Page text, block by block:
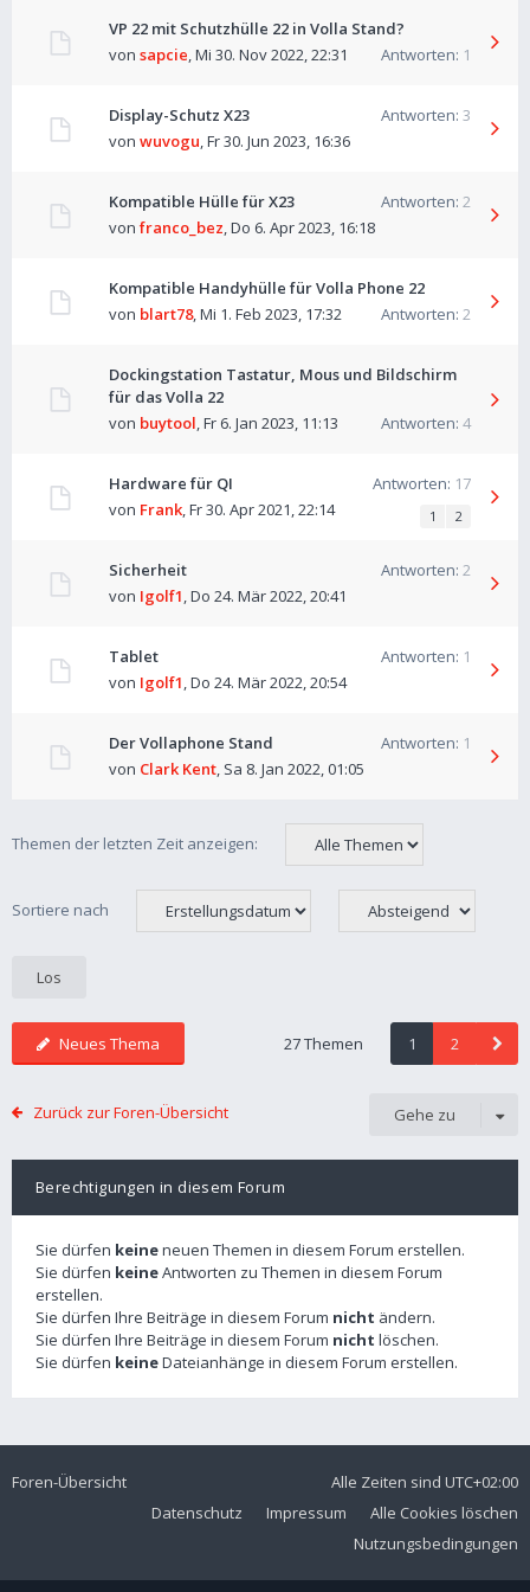
VP 22 mit Schutzhülle 22 in Volla Stand?
Antworten: 1
von sapcie,Mi 30. Nov 2022, 22:31
Display-Schutz X23 Antworten: 3
von wuvogu,Fr 30. Jun 2023, 16:36
Kompatible Hülle für X23 Antworten: 2
von franco_bez,Do 6. Apr 2023, 16:18
Kompatible Handyhülle für Volla Phone 22
Antworten: 2
von blart78,Mi 1. Feb 2023, 17:32
Dockingstation Tastatur, Mous und Bildschirm
für das Volla 22
Antworten: 4
von buytool,Fr 6. Jan 2023, 11:13
Hardware für QI Antworten: 17
von Frank,Fr 30. Apr 2021, 22:14 1 2
Sicherheit Antworten: 2
von Igolf1,Do 24. Mär 2022, 20:41
Tablet Antworten: 1
von Igolf1,Do 24. Mär 2022, 20:54
Der Vollaphone Stand Antworten: 1
von Clark Kent, Sa 8. Jan 2022, 01:05
Themen der letzten Zeit anzeigen:
Sortiere nach
Neues Thema 27 Themen 1 2
Zurück zur Foren-Übersicht Gehe zu
Berechtigungen in diesem Forum
Sie dürfen keineneuen Themen in diesem Forum erstellen.
Sie dürfen keineAntworten zu Themen in diesem Forum
erstellen.
Sie dürfen Ihre Beiträge in diesem Forum nicht ändern.
Sie dürfen Ihre Beiträge in diesem Forum nicht löschen.
Sie dürfen keineDateianhänge in diesem Forum erstellen.
Foren-Übersicht Alle Zeiten sind UTC+02:00
Alle Cookies löschen
Impressum
Datenschutz
Nutzungsbedingungen